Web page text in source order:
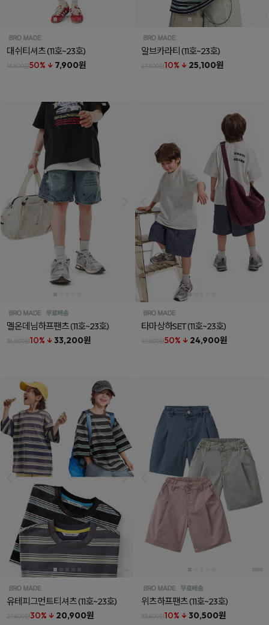
대쉬티셔츠(11호~23호)
15,800원50% ↓ 7,900원
알브카라티(11호~23호)
27,800원10% ↓ 25,100원
멜온데님하프팬츠(11호~23호)
36,800원10% ↓ 33,200원
타마상하SET(11호~23호)
49,800원50% ↓ 24,900원
유테피그먼트티셔츠(11호~23호)
29,800원30% ↓ 20,900원
위츠하프팬츠(11호~23호)
33,800원10% ↓ 30,500원